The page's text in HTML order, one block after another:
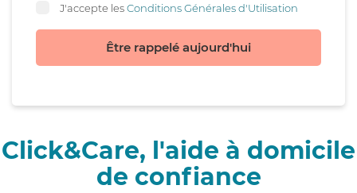
J'accepte lesConditions Générales d'Utilisation
Être rappelé aujourd'hui
Click&Care, l'aide à domicile
de confiance